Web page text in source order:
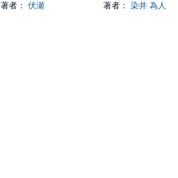
著者： 伏瀬 著者： 染井 為人